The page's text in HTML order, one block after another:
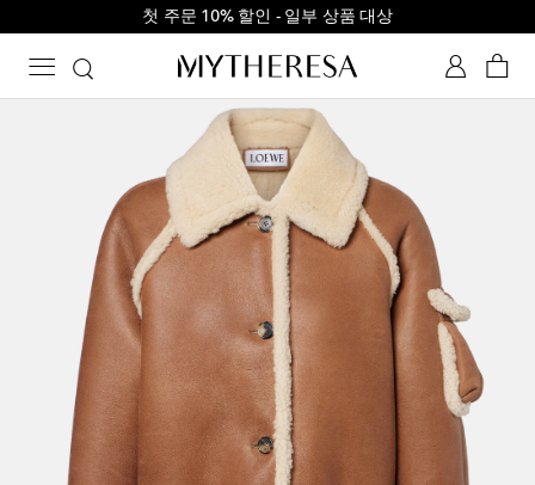
첫 주문 10% 할인 - 일부 상품 대상